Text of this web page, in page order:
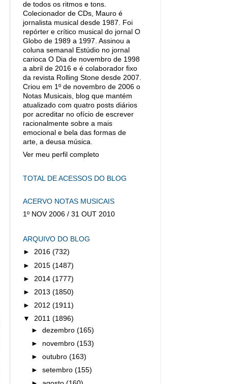
de todos os ritmos e tons.
Colecionador de CDs, Mauro é
jornalista musical desde 1987. Foi
repórter e crítico musical do jornal O
Globo de 1989 a 1997. Assinou a
coluna semanal Estúdio no jornal
carioca O Dia de novembro de 1998
a abril de 2016 e é colaborador fixo
da revista Rolling Stone desde 2007.
Criou em 1º de novembro de 2006 o
Notas Musicais, blog que mantém
atualizado com quatro posts diários
por acreditar no ofício de escrever
racionalmente sobre a mais
emocional e bela das formas de
arte, a deusa música.
Ver meu perfil completo
TOTAL DE ACESSOS DO BLOG
ACERVO NOTAS MUSICAIS
1º NOV 2006 / 31 OUT 2010
ARQUIVO DO BLOG
► 2016 (732)
► 2015 (1487)
► 2014 (1777)
► 2013 (1850)
► 2012 (1911)
▼ 2011 (1896)
►dezembro(165)
► novembro(153)
►outubro(163)
►setembro(155)